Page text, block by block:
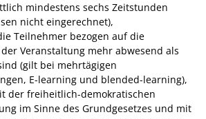
Partnerschaft Trigono-
Orestiada
Vereine + Kultur
Kirchen
Geschichte
mindestens sechs Zeitstunden
nicht eingerechnet),
Teilnehmer bezogen auf die
Veranstaltung mehr abwesend als
(gilt bei mehrtägigen
E-learning und blended-learning),
der freiheitlich-demokratischen
im Sinne des Grundgesetzes und mit